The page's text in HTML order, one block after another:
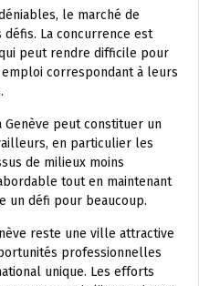
le marché de
défis. La concurrence est
peut rendre difficile pour
correspondant à leurs
peut constituer un
en particulier les
de milieux moins
tout en maintenant
un défi pour beaucoup.
reste une ville attractive
professionnelles
unique. Les efforts